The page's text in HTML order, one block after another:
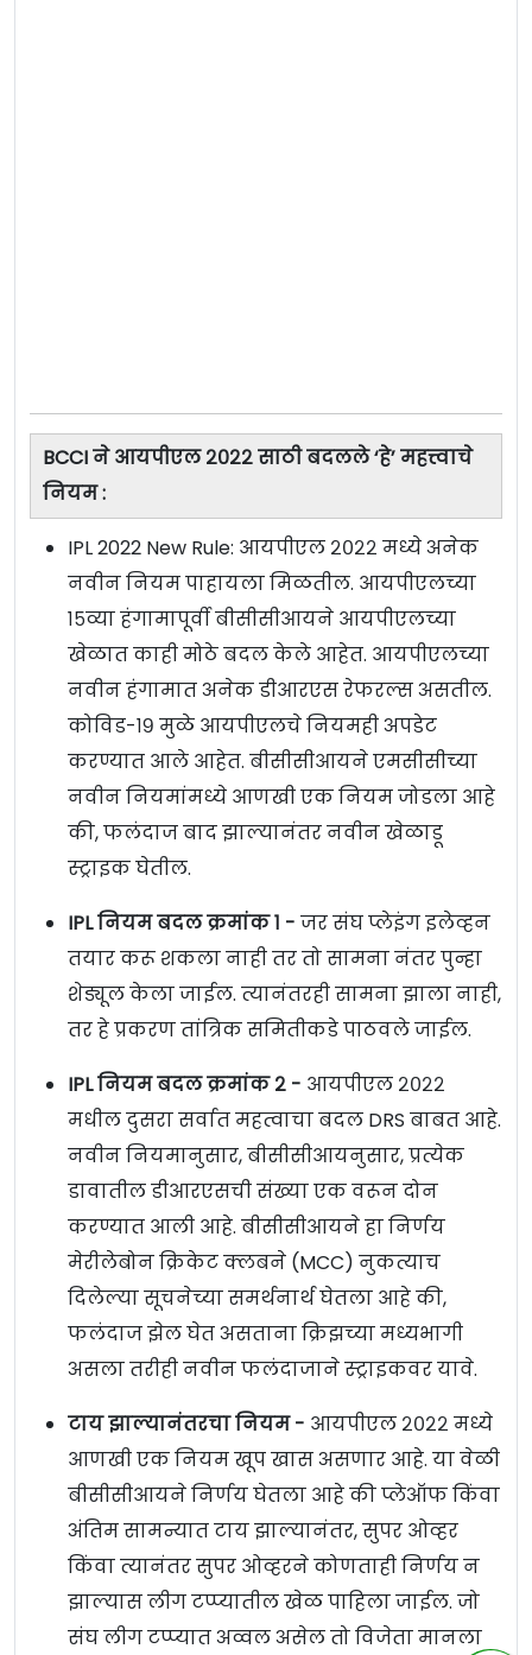
BCCI ने आयपीएल २०२२ साठी बदलले ‘हे’ महत्त्वाचे
नियम :
IPL 2022 New Rule: आयपीएल २०२२ मध्ये अनेक
नवीन नियम पाहायला मिळतील. आयपीएलच्या
१५व्या हंगामापूर्वी बीसीसीआयने आयपीएलच्या
खेळात काही मोठे बदल केले आहेत. आयपीएलच्या
नवीन हंगामात अनेक डीआरएस रेफरल्स असतील.
कोविड-१९ मुळे आयपीएलचे नियमही अपडेट
करण्यात आले आहेत. बीसीसीआयने एमसीसीच्या
नवीन नियमांमध्ये आणखी एक नियम जोडला आहे
की, फलंदाज बाद झाल्यानंतर नवीन खेळाडू
स्ट्राइक घेतील.
IPL नियम बदल क्रमांक १ - जर संघ प्लेइंग इलेव्हन
तयार करू शकला नाही तर तो सामना नंतर पुन्हा
शेड्यूल केला जाईल. त्यानंतरही सामना झाला नाही,
तर हे प्रकरण तांत्रिक समितीकडे पाठवले जाईल.
IPL नियम बदल क्रमांक २ - आयपीएल २०२२
मधील दुसरा सर्वात महत्वाचा बदल DRS बाबत आहे.
नवीन नियमानुसार, बीसीसीआयनुसार, प्रत्येक
डावातील डीआरएसची संख्या एक वरून दोन
करण्यात आली आहे. बीसीसीआयने हा निर्णय
मेरीलेबोन क्रिकेट क्लबने (MCC) नुकत्याच
दिलेल्या सूचनेच्या समर्थनार्थ घेतला आहे की,
फलंदाज झेल घेत असताना क्रिझच्या मध्यभागी
असला तरीही नवीन फलंदाजाने स्ट्राइकवर यावे.
टाय झाल्यानंतरचा नियम - आयपीएल २०२२ मध्ये
आणखी एक नियम खूप खास असणार आहे. या वेळी
बीसीसीआयने निर्णय घेतला आहे की प्लेऑफ किंवा
अंतिम सामन्यात टाय झाल्यानंतर, सुपर ओव्हर
किंवा त्यानंतर सुपर ओव्हरने कोणताही निर्णय न
झाल्यास लीग टप्प्यातील खेळ पाहिला जाईल. जो
संघ लीग टप्प्यात अव्वल असेल तो विजेता मानला